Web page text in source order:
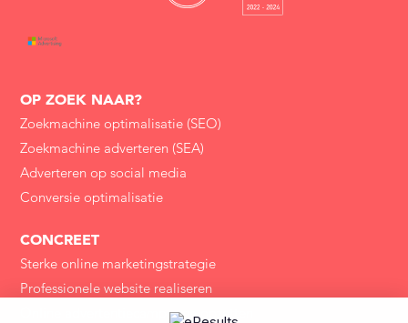
OP ZOEK NAAR?
Zoekmachine optimalisatie (SEO)
Zoekmachine adverteren (SEA)
Adverteren op social media
Conversie optimalisatie
CONCREET
Sterke online marketingstrategie
Professionele website realiseren
Online advertentiecampagne opzetten